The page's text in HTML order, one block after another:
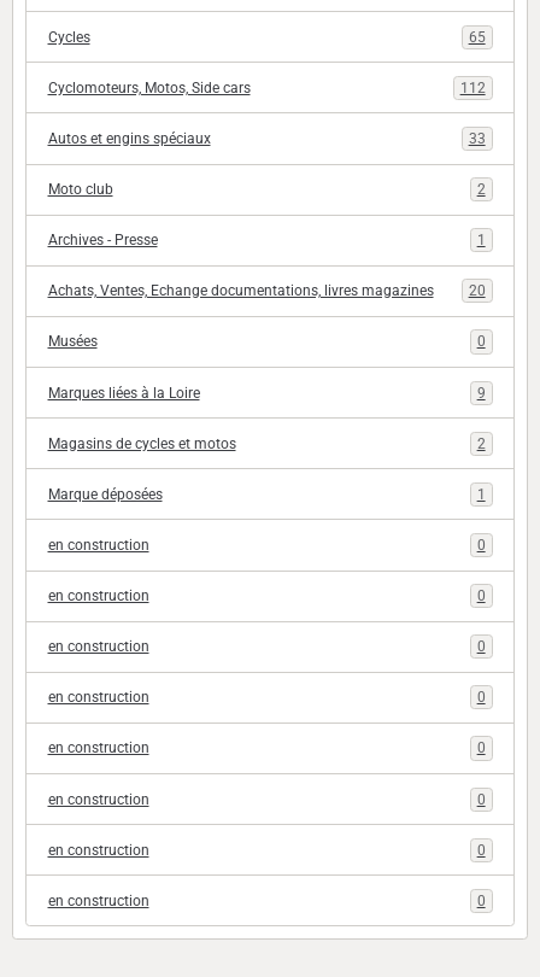
Cycles 65
Cyclomoteurs, Motos, Side cars 112
Autos et engins spéciaux 33
Moto club 2
Archives - Presse 1
Achats, Ventes, Echange documentations, livres magazines 20
Musées 0
Marques liées à la Loire 9
Magasins de cycles et motos 2
Marque déposées 1
en construction 0
en construction 0
en construction 0
en construction 0
en construction 0
en construction 0
en construction 0
en construction 0